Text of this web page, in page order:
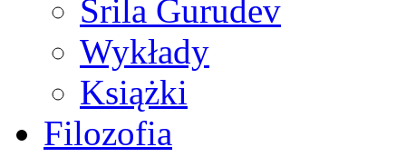
Śrila Gurudev
Wykłady
Książki
Filozofia